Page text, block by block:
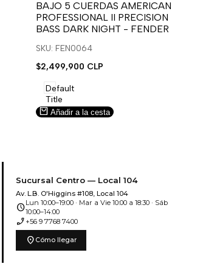
para
usar
la
lista
deseos.
para
usar
Compare
BAJO 5 CUERDAS AMERICAN
PROFESSIONAL II PRECISION
BASS DARK NIGHT - FENDER
SKU: FEN0064
Precio
venta
$2,499,900 CLP
Default
Title
Añadir a la cesta
Sucursal Centro — Local 104
Av. L.B. O'Higgins #108, Local 104
scheduleLun 10:00–19:00 · Mar a Vie 10:00 a 18:30 · Sáb
10:00–14:00
phone_enabled +56 9 7768 7400
location_on Cómo llegar